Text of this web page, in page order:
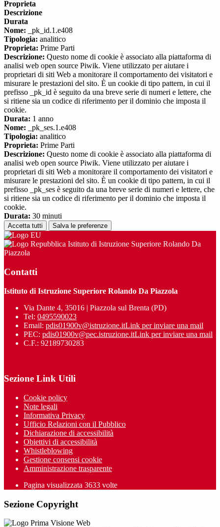
Proprieta
Descrizione
Durata
Nome: _pk_id.1.e408
Tipologia: analitico
Proprieta: Prime Parti
Descrizione: Questo nome di cookie è associato alla piattaforma di
analisi web open source Piwik. Viene utilizzato per aiutare i
proprietari di siti Web a monitorare il comportamento dei visitatori e
misurare le prestazioni del sito. È un cookie di tipo pattern, in cui il
prefisso _pk_id è seguito da una breve serie di numeri e lettere, che
si ritiene sia un codice di riferimento per il dominio che imposta il
cookie.
Durata: 1 anno
Nome: _pk_ses.1.e408
Tipologia: analitico
Proprieta: Prime Parti
Descrizione: Questo nome di cookie è associato alla piattaforma di
analisi web open source Piwik. Viene utilizzato per aiutare i
proprietari di siti Web a monitorare il comportamento dei visitatori e
misurare le prestazioni del sito. È un cookie di tipo pattern, in cui il
prefisso _pk_ses è seguito da una breve serie di numeri e lettere, che
si ritiene sia un codice di riferimento per il dominio che imposta il
cookie.
Durata: 30 minuti
Accetta tutti Salva le preferenze
Istituto di Istruzione Superiore Rolando Da
Piazzola
Contatti
Istituto di Istruzione Superiore Rolando Da Piazzola
Via Dante 4, 35016 | Piazzola sul Brenta (PD)
Tel: 0495590023
Email: pdis01900v@istruzione.itLink per inviare una mail
PEC: pdis01900v@pec.istruzione.itLink per inviare una mail
C.F.: 92189730283
Sezione Link Utili
Cookie policy
Note legali
Informativa Privacy
Ufficio Relazioni con il Pubblico
Dichiarazione di accessibilità
Obiettivi di accessibilità
Whistleblowing
Gestione consensi cookie
Amministrazione trasparente
Pagina visualizzata 3633 volte
Sezione Copyright